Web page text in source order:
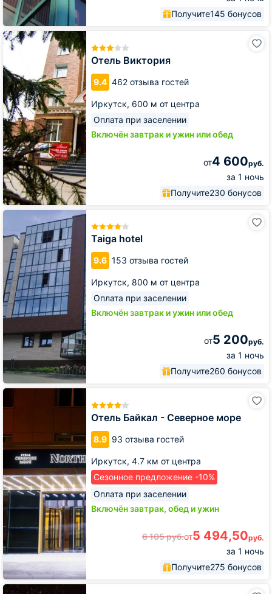
Получите145 бонусов
Отель Виктория
9.4 462 отзыва гостей
Иркутск, 600 м от центра
Оплата при заселении
Включён завтрак и ужин или обед
от4 600руб.
за 1 ночь
Получите230 бонусов
Отель
Виктория
Taiga hotel
9.6 153 отзыва гостей
Иркутск, 800 м от центра
Оплата при заселении
Включён завтрак и ужин или обед
от5 200руб.
за 1 ночь
Получите260 бонусов
Taiga
Отель Байкал - Северное море
8.9 93 отзыва гостей
Иркутск, 4.7 км от центра
Сезонное предложение -10%
Оплата при заселении
Включён завтрак, обед и ужин
6 105руб.от5 494,50руб.
за 1 ночь
Получите275 бонусов
Отель
море
Отель